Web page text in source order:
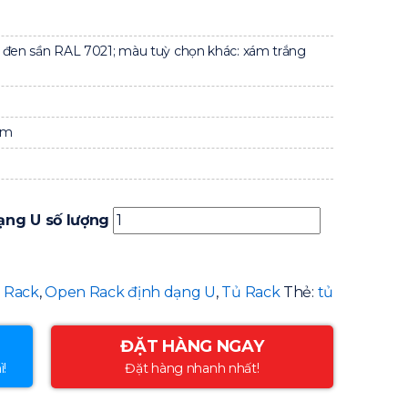
sần RAL 7021; màu tuỳ chọn khác: xám trắng
U số lượng
,Open Rack định dạng U, Tủ Rack Thẻ: tủ
ĐẶT HÀNG NGAY
Đặt hàng nhanh nhất!